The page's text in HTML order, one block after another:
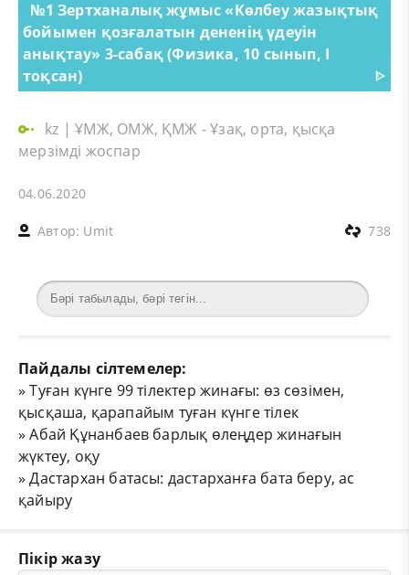
№1 Зертханалық жұмыс «Көлбеу жазықтық
бойымен қозғалатын дененің үдеуін
анықтау» 3-сабақ (Физика, 10 сынып, I
тоқсан)
ᐈ
kz |ҰМЖ, ОМЖ, ҚМЖ - Ұзақ, орта, қысқа
мерзімді жоспар
04.06.2020
Автор: Umit 738
Пайдалы сілтемелер:
»Туған күнге 99 тілектер жинағы: өз сөзімен,
қысқаша, қарапайым туған күнге тілек
»Абай Құнанбаев барлық өлеңдер жинағын
жүктеу, оқу
»Дастархан батасы: дастарханға бата беру, ас
қайыру
Пікір жазу